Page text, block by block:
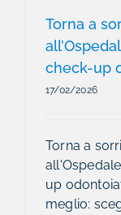
Torna a
check-up
17/02/2026
Torna a
up
meglio: